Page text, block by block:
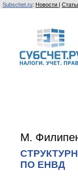
Subschet.ru: Новости |
М.
ПО ЕНВД